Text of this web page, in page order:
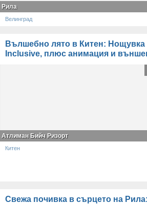
Рила
Велинград
Вълшебно лято в Китен: Нощувка
Inclusive, плюс анимация и
Атлиман Бийч Ризорт
Китен
Свежа почивка в сърцето на